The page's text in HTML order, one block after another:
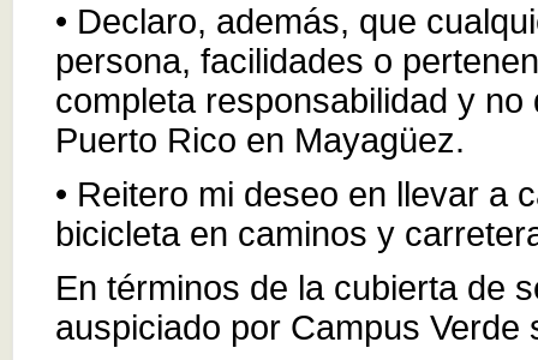
• Declaro, además, que
persona, facilidades o
completa responsabilidad y
Puerto Rico en Mayagüez.
• Reitero mi deseo en llevar a
bicicleta en caminos y
En términos de la cubierta de
auspiciado por Campus Verde